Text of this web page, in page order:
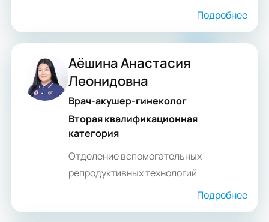
Подробнее
Аёшина Анастасия
Леонидовна
Врач-акушер-гинеколог
Вторая квалификационная
категория
Отделение вспомогательных
репродуктивных технологий
Подробнее